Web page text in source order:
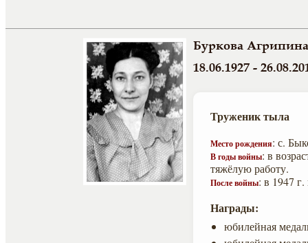
Буркова
18.06.1927 -
Труженик тыла
Место рождения: с.
В годы войны: в
тяжёлую работу.
После войны: в 1947
Награды:
юбилейная